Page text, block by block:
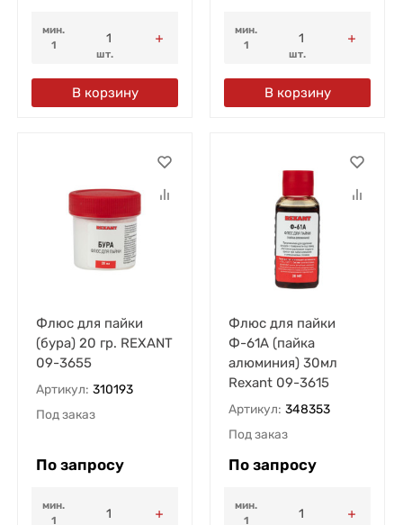
мин.
1
шт.
В корзину
мин.
1
шт.
В корзину
Флюс для пайки
(бура) 20 гр. REXANT
09-3655
Артикул: 310193
Под заказ
По запросу
мин.
1
Флюс для пайки
Ф-61А (пайка
алюминия) 30мл
Rexant 09-3615
Артикул: 348353
Под заказ
По запросу
мин.
1